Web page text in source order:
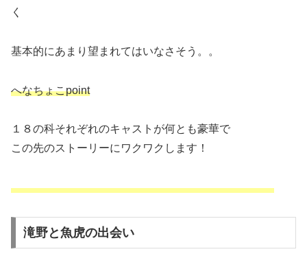
く
基本的にあまり望まれてはいなさそう。。
へなちょこpoint
１８の科それぞれのキャストが何とも豪華で
この先のストーリーにワクワクします！
滝野と魚虎の出会い